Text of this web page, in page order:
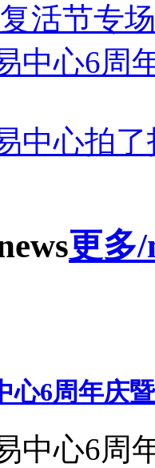
复活节专
中心6周
中心拍
更多
心6周年庆
中心6周